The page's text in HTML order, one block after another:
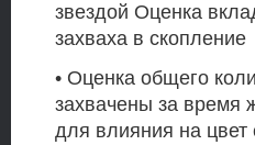
звездой Оценка
захваха в скопление
• Оценка общего
захвачены за время
для влияния на цвет